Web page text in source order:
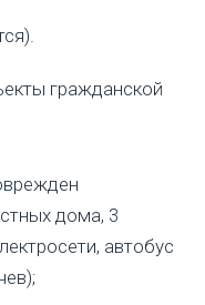
гражданской
дома, 3
автобус